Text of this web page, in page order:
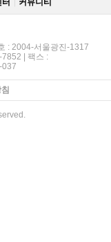
커뮤니티
: 2004-서울광진-1317
| 팩스 :
037